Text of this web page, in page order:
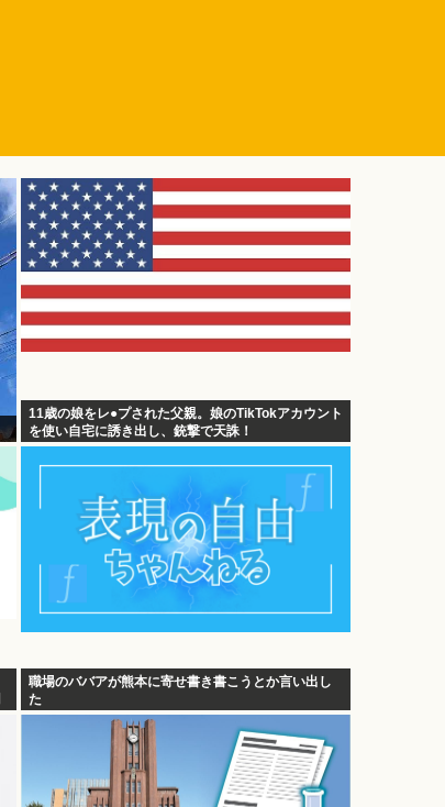
11歳の娘をレ●プされた父親。娘のTikTokアカウント
を使い自宅に誘き出し、銃撃で天誅！
職場のババアが熊本に寄せ書き書こうとか言い出し
た